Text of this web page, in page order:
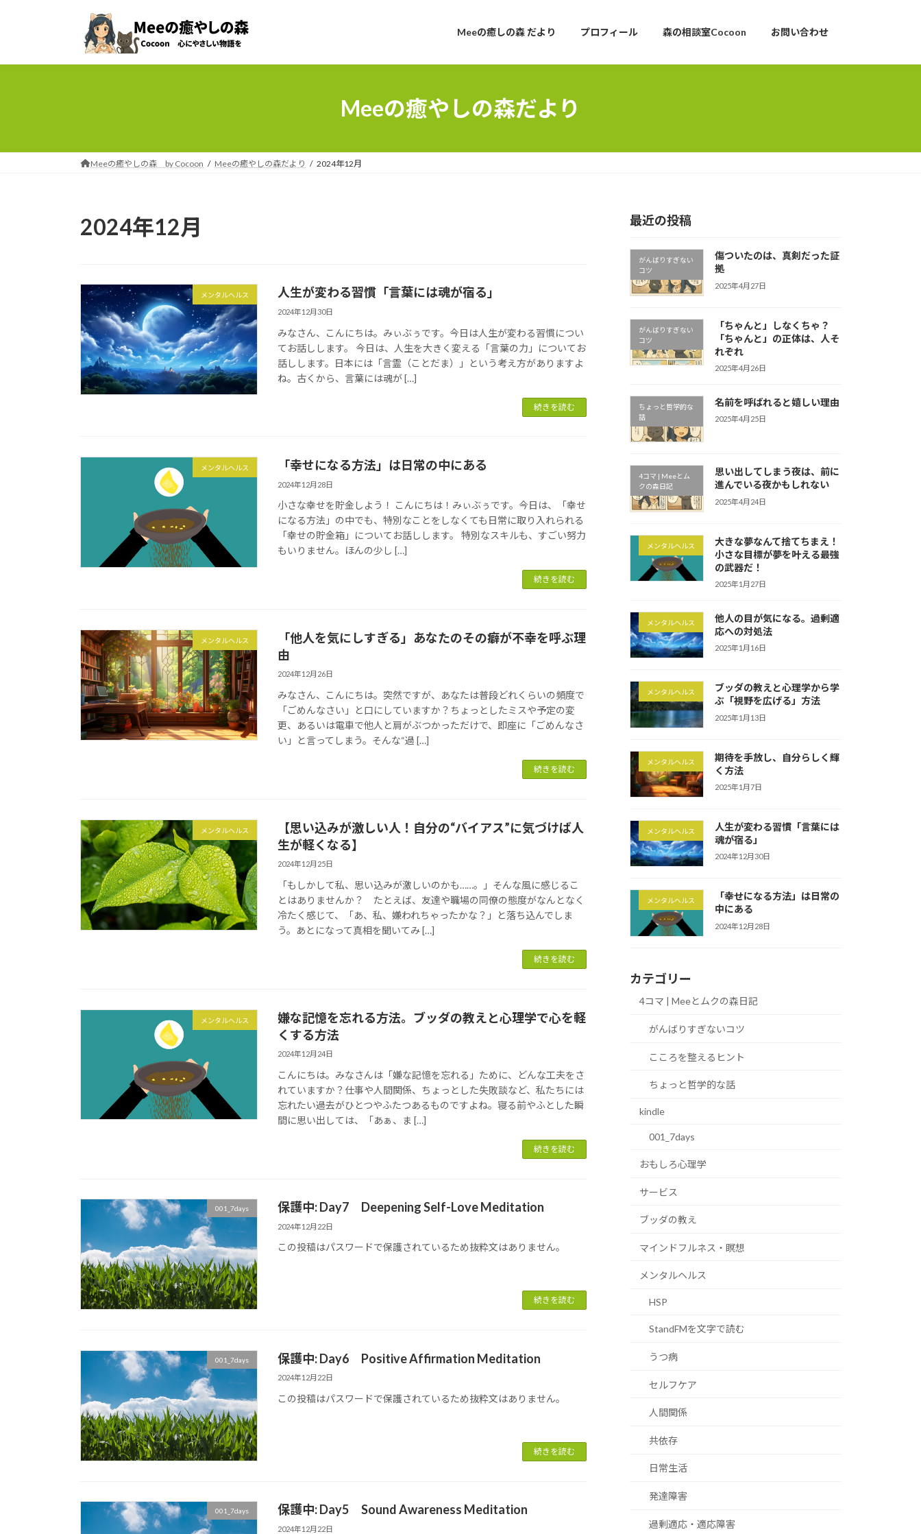
プ
動
Meeの癒しの森 だより プロフィール 森の相談室Cocoon お問い合わせ
Meeの癒やしの森だより
Meeの癒やしの森 by Cocoon Meeの癒やしの森だより 2024年12月
2024年12月
メンタルヘルス 人生が変わる習慣「言葉には魂が宿る」
2024年12月30日
みなさん、こんにちは。みぃぶぅです。今日は人生が変わる習慣につい
てお話しします。 今日は、人生を大きく変える「言葉の力」についてお
話しします。日本には「言霊（ことだま）」という考え方がありますよ
ね。古くから、言葉には魂が […]
続きを読む
メンタルヘルス 「幸せになる方法」は日常の中にある
2024年12月28日
小さな幸せを貯金しよう！ こんにちは！みぃぶぅです。今日は、「幸せ
になる方法」の中でも、特別なことをしなくても日常に取り入れられる
「幸せの貯金箱」についてお話しします。 特別なスキルも、すごい努力
もいりません。ほんの少し […]
続きを読む
メンタルヘルス
「他人を気にしすぎる」あなたのその癖が不幸を呼ぶ理
由
2024年12月26日
みなさん、こんにちは。突然ですが、あなたは普段どれくらいの頻度で
「ごめんなさい」と口にしていますか？ちょっとしたミスや予定の変
更、あるいは電車で他人と肩がぶつかっただけで、即座に「ごめんなさ
い」と言ってしまう。そんな“過 […]
続きを読む
メンタルヘルス
【思い込みが激しい人！自分の“バイアス”に気づけば人
生が軽くなる】
2024年12月25日
「もしかして私、思い込みが激しいのかも……。」そんな風に感じるこ
とはありませんか？ たとえば、友達や職場の同僚の態度がなんとなく
冷たく感じて、「あ、私、嫌われちゃったかな？」と落ち込んでしま
う。あとになって真相を聞いてみ […]
続きを読む
メンタルヘルス
嫌な記憶を忘れる方法。ブッダの教えと心理学で心を軽
くする方法
2024年12月24日
こんにちは。みなさんは「嫌な記憶を忘れる」ために、どんな工夫をさ
れていますか？仕事や人間関係、ちょっとした失敗談など、私たちには
忘れたい過去がひとつやふたつあるものですよね。寝る前やふとした瞬
間に思い出しては、「あぁ、ま […]
続きを読む
001_7days 保護中: Day7 Deepening Self-Love Meditation
2024年12月22日
この投稿はパスワードで保護されているため抜粋文はありません。
続きを読む
001_7days 保護中: Day6 Positive Affirmation Meditation
2024年12月22日
この投稿はパスワードで保護されているため抜粋文はありません。
続きを読む
001_7days 保護中: Day5 Sound Awareness Meditation
2024年12月22日
最近の投稿
がんばりすぎない
コツ
傷ついたのは、真剣だった証
拠
2025年4月27日
がんばりすぎない
コツ
「ちゃんと」しなくちゃ？
「ちゃんと」の正体は、人そ
れぞれ
2025年4月26日
ちょっと哲学的な
話
名前を呼ばれると嬉しい理由
2025年4月25日
4コマ | Meeとム
クの森日記
思い出してしまう夜は、前に
進んでいる夜かもしれない
2025年4月24日
メンタルヘルス
大きな夢なんて捨てちまえ！
小さな目標が夢を叶える最強
の武器だ！
2025年1月27日
メンタルヘルス
他人の目が気になる。過剰適
応への対処法
2025年1月16日
メンタルヘルス
ブッダの教えと心理学から学
ぶ「視野を広げる」方法
2025年1月13日
メンタルヘルス
期待を手放し、自分らしく輝
く方法
2025年1月7日
メンタルヘルス
人生が変わる習慣「言葉には
魂が宿る」
2024年12月30日
メンタルヘルス
「幸せになる方法」は日常の
中にある
2024年12月28日
カテゴリー
4コマ | Meeとムクの森日記
がんばりすぎないコツ
こころを整えるヒント
ちょっと哲学的な話
kindle
001_7days
おもしろ心理学
サービス
ブッダの教え
マインドフルネス・瞑想
メンタルヘルス
HSP
StandFMを文字で読む
うつ病
セルフケア
人間関係
共依存
日常生活
発達障害
過剰適応・適応障害